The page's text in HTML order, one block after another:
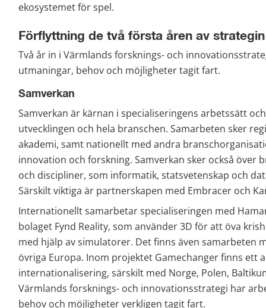
ekosystemet för spel.
Förflyttning de två första åren av strategin
Två år in i Värmlands forsknings- och
utmaningar, behov och möjligheter tagit fart.
Samverkan
Samverkan är kärnan i specialiseringens arbetssätt
utvecklingen och hela branschen. Samarbeten sker
akademi, samt nationellt med andra
innovation och forskning. Samverkan sker också över
och discipliner, som informatik, statsvetenskap och
Särskilt viktiga är partnerskapen med Embracer och
Internationellt samarbetar specialiseringen med
bolaget Fynd Reality, som använder 3D för att öva
med hjälp av simulatorer. Det finns även samarbeten
övriga Europa. Inom projektet Gamechanger finns ett
internationalisering, särskilt med Norge, Polen,
Värmlands forsknings- och innovationsstrategi har
behov och möjligheter verkligen tagit fart.